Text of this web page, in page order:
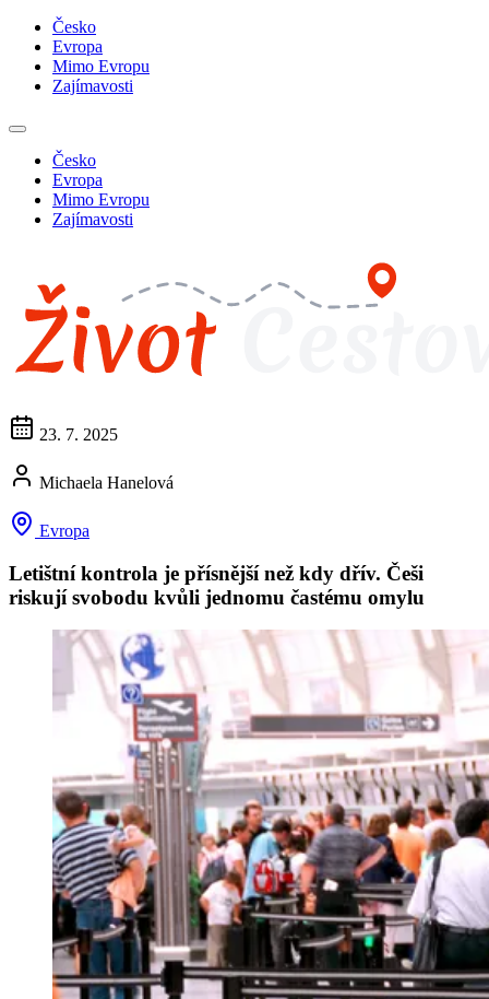
Česko
Evropa
Mimo Evropu
Zajímavosti
Česko
Evropa
Mimo Evropu
Zajímavosti
23. 7. 2025
Michaela Hanelová
Evropa
Letištní kontrola je přísnější než kdy dřív. Češi
riskují svobodu kvůli jednomu častému omylu